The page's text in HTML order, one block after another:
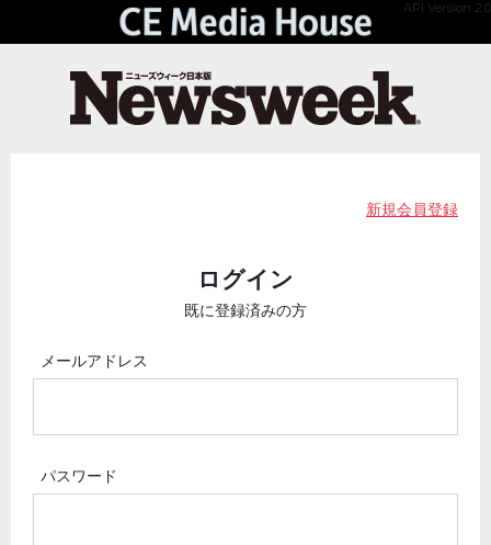
API Version 2.0
新規会員登録
ログイン
既に登録済みの方
メールアドレス
パスワード